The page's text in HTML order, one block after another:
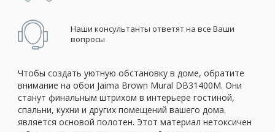
Наши консультанты ответят на все Ваши
вопросы
Чтобы создать уютную обстановку в доме, обратите
внимание на обои Jaima Brown Mural DB31400M. Они
станут финальным штрихом в интерьере гостиной,
спальни, кухни и других помещений вашего дома.
является основой полотен. Этот материал нетоксичен